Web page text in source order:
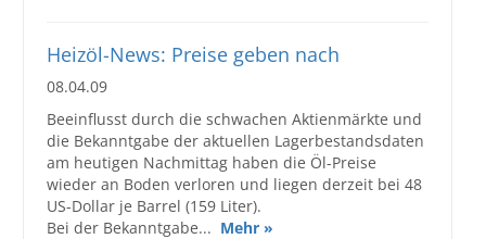
Heizöl-News: Preise geben nach
08.04.09
Beeinflusst durch die schwachen Aktienmärkte und
die Bekanntgabe der aktuellen Lagerbestandsdaten
am heutigen Nachmittag haben die Öl-Preise
wieder an Boden verloren und liegen derzeit bei 48
US-Dollar je Barrel (159 Liter).
Bei der Bekanntgabe... Mehr »